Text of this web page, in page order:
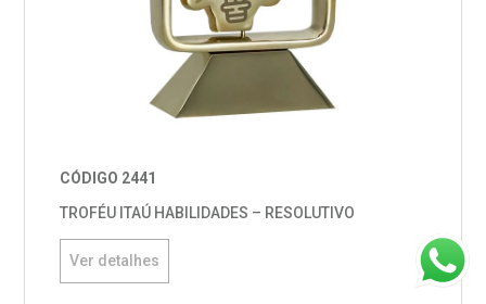
CÓDIGO 2441
TROFÉU ITAÚ HABILIDADES – RESOLUTIVO
Ver detalhes